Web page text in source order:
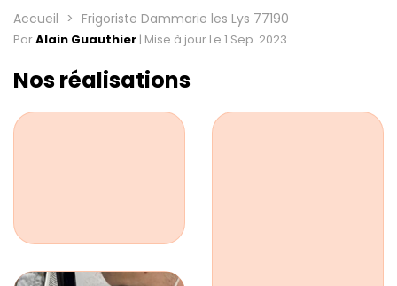
Accueil Frigoriste Dammarie les Lys 77190
ParAlain Guauthier | Mise à jour Le 1 Sep. 2023
Nos réalisations